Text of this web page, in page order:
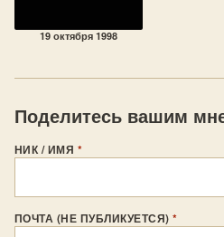
19 октября 1998
Поделитесь вашим
НИК / ИМЯ *
ПОЧТА (НЕ ПУБЛИКУЕТСЯ)*